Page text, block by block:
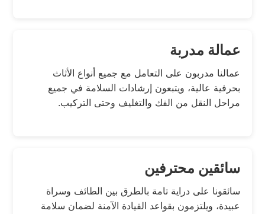
عمالة مدربة
عمالنا مدربون على التعامل مع جميع أنواع الأثاث
بحرفية عالية، ويتبعون إرشادات السلامة في جميع
مراحل النقل من الفك والتغليف وحتى التركيب.
سائقين محترفين
سائقونا على دراية تامة بالطرق بين الطائف وسراة
عبيدة، ويلتزمون بقواعد القيادة الآمنة لضمان سلامة